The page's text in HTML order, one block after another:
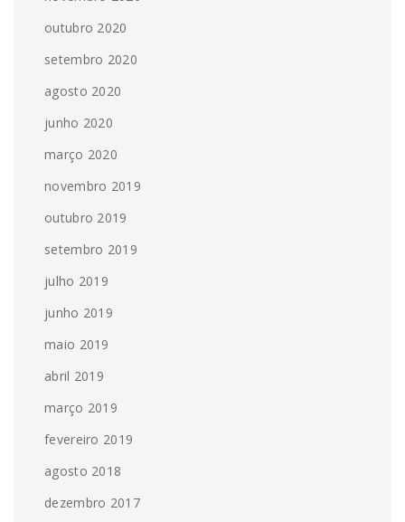
outubro 2020
setembro 2020
agosto 2020
junho 2020
março 2020
novembro 2019
outubro 2019
setembro 2019
julho 2019
junho 2019
maio 2019
abril 2019
março 2019
fevereiro 2019
agosto 2018
dezembro 2017